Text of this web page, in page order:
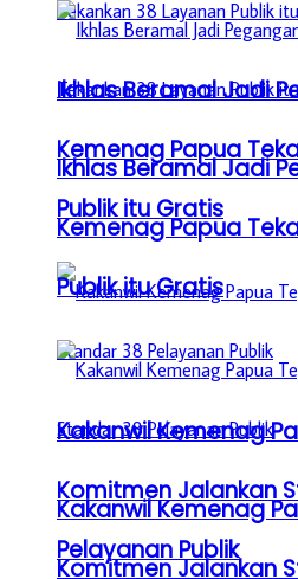
Ikhlas Beramal Jadi
Kemenag Papua
Publik itu Gratis
Kakanwil Kemenag
Komitmen Jalankan
Pelayanan Publik
Ikhlas Beramal Jadi
Kemenag Papua
Publik itu Gratis
Kakanwil Kemenag
Komitmen Jalankan